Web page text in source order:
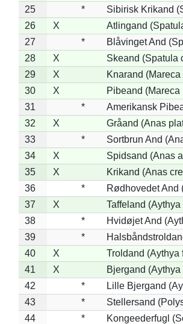
25
*
Sibirisk Krikand
26
X
Atlingand
27
*
Blåvinget And
28
X
Skeand (Spatula
29
X
Knarand (Mareca
30
X
Pibeand
31
*
Amerikansk
32
X
Gråand (Anas
33
*
Sortbrun And
34
X
Spidsand (Anas
35
X
Krikand (Anas
36
*
Rødhovedet And
37
X
Taffeland (Aythya
38
*
Hvidøjet And
39
*
40
X
Troldand (Aythya
41
X
Bjergand (Aythya
42
*
Lille Bjergand
43
*
Stellersand
44
*
Kongeederfugl